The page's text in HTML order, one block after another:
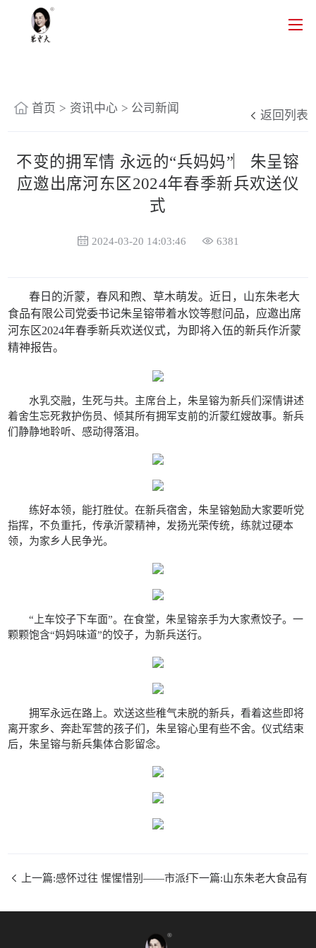
首页 > 资讯中心 > 公司新闻
返回列表
不变的拥军情 永远的“兵妈妈”︳朱呈镕
应邀出席河东区2024年春季新兵欢送仪
式
2024-03-20 14:03:46 6381
春日的沂蒙，春风和煦、草木萌发。近日，山东朱老大
食品有限公司党委书记朱呈镕带着水饺等慰问品，应邀出席
河东区2024年春季新兵欢送仪式，为即将入伍的新兵作沂蒙
精神报告。
水乳交融，生死与共。主席台上，朱呈镕为新兵们深情讲述
着舍生忘死救护伤员、倾其所有拥军支前的沂蒙红嫂故事。新兵
们静静地聆听、感动得落泪。
练好本领，能打胜仗。在新兵宿舍，朱呈镕勉励大家要听党
指挥，不负重托，传承沂蒙精神，发扬光荣传统，练就过硬本
领，为家乡人民争光。
“上车饺子下车面”。在食堂，朱呈镕亲手为大家煮饺子。一
颗颗饱含“妈妈味道”的饺子，为新兵送行。
拥军永远在路上。欢送这些稚气未脱的新兵，看着这些即将
离开家乡、奔赴军营的孩子们，朱呈镕心里有些不舍。仪式结束
后，朱呈镕与新兵集体合影留念。
上一篇:感怀过往 惺惺惜别——市派红领书记巩明文同志欢送
下一篇:山东朱老大食品有